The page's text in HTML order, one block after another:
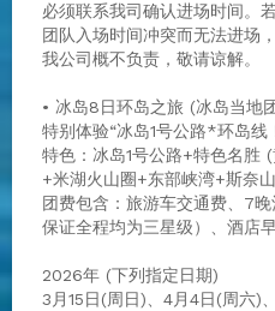
必须联系我司确认进场时间。
团队入场时间冲突而无法进场
我公司概不负责，敬请谅解。
• 冰岛8日环岛之旅 (冰岛当
特别体验“冰岛1号公路*环岛
特色：冰岛1号公路+特色名胜
+米湖火山圈+东部峡湾+斯奈山
团费包含：旅游车交通费、7
保证全程均为三星级）、酒店
2026年 (下列指定日期)
3月15日(周日)、4月4日(周六)